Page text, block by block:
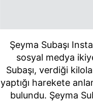
Şeyma Subaşı
sosyal medya
Subaşı, verdiği
yaptığı harekete
bulundu. Şeyma